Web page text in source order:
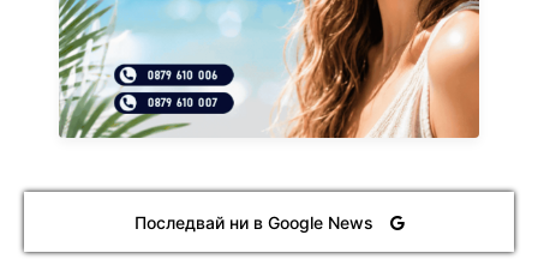
Последвай ни в Google News